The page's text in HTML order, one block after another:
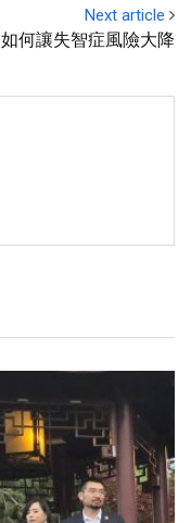
Next article
如何讓失智症風險大降